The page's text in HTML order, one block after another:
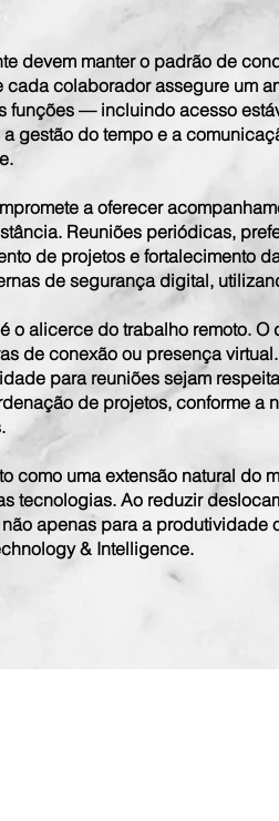
devem manter o padrão de
colaborador assegure um
funções — incluindo acesso
gestão do tempo e a
a oferecer
Reuniões periódicas,
de projetos e fortalecimento
de segurança digital,
alicerce do trabalho remoto.
de conexão ou presença
para reuniões sejam
de projetos, conforme
como uma extensão natural
tecnologias. Ao reduzir
apenas para a
& Intelligence.